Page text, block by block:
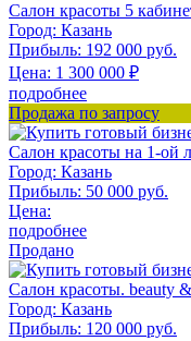
Салон красоты 5
Город: Казань
Прибыль: 192 000 руб.
Цена: 1 300 000 ₽
подробнее
Продажа по запросу
Салон красоты на 1-ой
Город: Казань
Прибыль: 50 000 руб.
Цена:
подробнее
Продано
Салон красоты. beauty
Город: Казань
Прибыль: 120 000 руб.